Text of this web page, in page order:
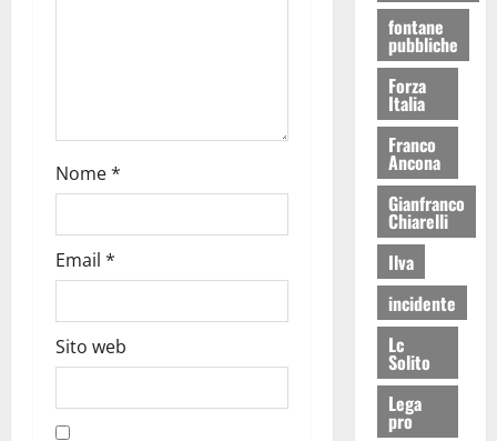
Nome*
Email *
Sito web
fontane
pubbliche
Forza
Italia
Franco
Ancona
Gianfranco
Chiarelli
Ilva
incidente
Lc
Solito
Lega
pro